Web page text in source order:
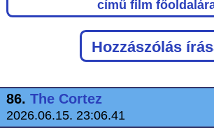
című film
Hozzászólás
86. The Cortez
2026.06.15. 23:06.41